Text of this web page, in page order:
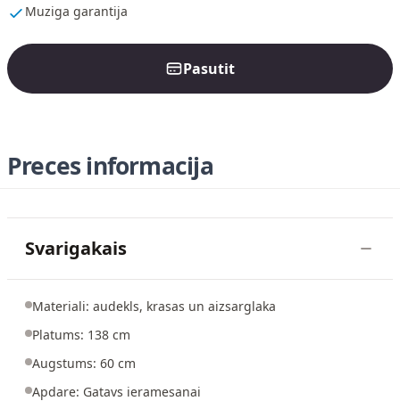
Muziga garantija
Pasutit
Preces informacija
Svarigakais
Materiali: audekls, krasas un aizsarglaka
Platums: 138 cm
Augstums: 60 cm
Apdare: Gatavs ieramesanai